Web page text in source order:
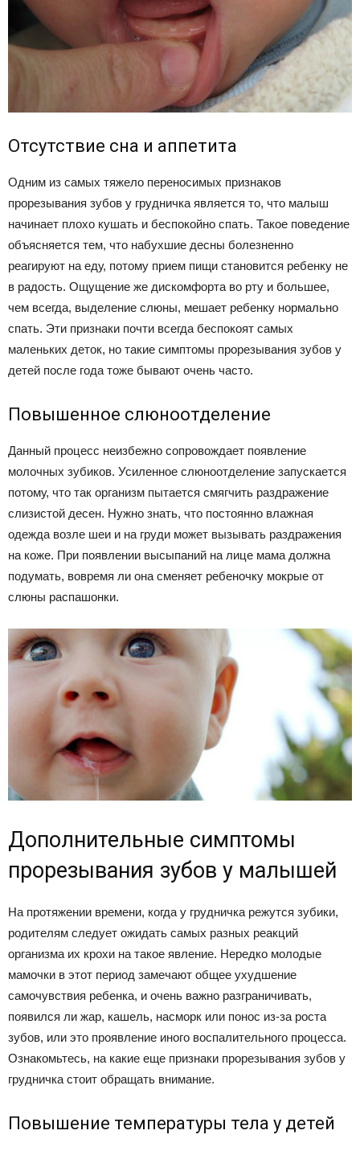
Отсутствие сна и аппетита
Одним из самых тяжело переносимых признаков
прорезывания зубов у грудничка является то, что малыш
начинает плохо кушать и беспокойно спать. Такое поведение
объясняется тем, что набухшие десны болезненно
реагируют на еду, потому прием пищи становится ребенку не
в радость. Ощущение же дискомфорта во рту и большее,
чем всегда, выделение слюны, мешает ребенку нормально
спать. Эти признаки почти всегда беспокоят самых
маленьких деток, но такие симптомы прорезывания зубов у
детей после года тоже бывают очень часто.
Повышенное слюноотделение
Данный процесс неизбежно сопровождает появление
молочных зубиков. Усиленное слюноотделение запускается
потому, что так организм пытается смягчить раздражение
слизистой десен. Нужно знать, что постоянно влажная
одежда возле шеи и на груди может вызывать раздражения
на коже. При появлении высыпаний на лице мама должна
подумать, вовремя ли она сменяет ребеночку мокрые от
слюны распашонки.
Дополнительные симптомы
прорезывания зубов у малышей
На протяжении времени, когда у грудничка режутся зубики,
родителям следует ожидать самых разных реакций
организма их крохи на такое явление. Нередко молодые
мамочки в этот период замечают общее ухудшение
самочувствия ребенка, и очень важно разграничивать,
появился ли жар, кашель, насморк или понос из-за роста
зубов, или это проявление иного воспалительного процесса.
Ознакомьтесь, на какие еще признаки прорезывания зубов у
грудничка стоит обращать внимание.
Повышение температуры тела у детей